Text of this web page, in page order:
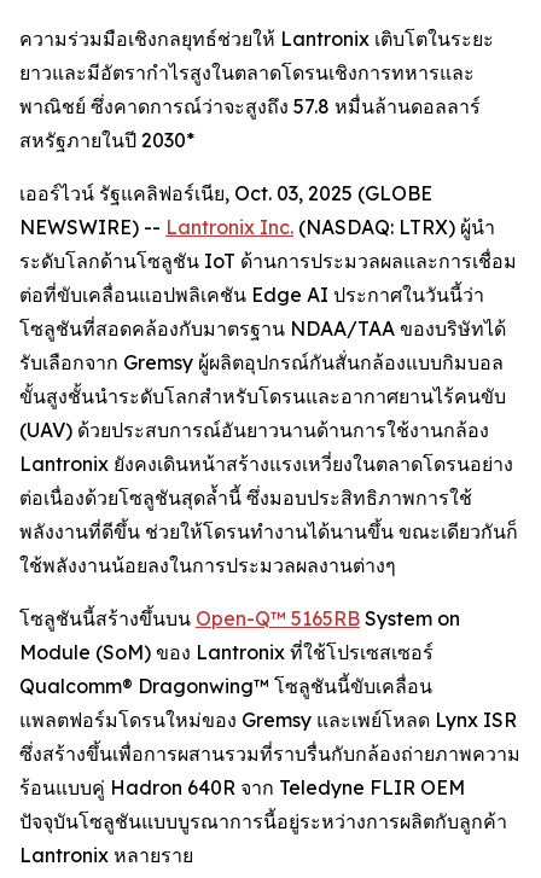
ความร่วมมือเชิงกลยุทธ์ช่วยให้ Lantronix เติบโตในระยะ
ยาวและมีอัตรากำไรสูงในตลาดโดรนเชิงการทหารและ
พาณิชย์ ซึ่งคาดการณ์ว่าจะสูงถึง 57.8 หมื่นล้านดอลลาร์
สหรัฐภายในปี 2030*
เออร์ไวน์ รัฐแคลิฟอร์เนีย, Oct. 03, 2025 (GLOBE
NEWSWIRE) -- Lantronix Inc. (NASDAQ: LTRX) ผู้นำ
ระดับโลกด้านโซลูชัน IoT ด้านการประมวลผลและการเชื่อม
ต่อที่ขับเคลื่อนแอปพลิเคชัน Edge AI ประกาศในวันนี้ว่า
โซลูชันที่สอดคล้องกับมาตรฐาน NDAA/TAA ของบริษัทได้
รับเลือกจาก Gremsy ผู้ผลิตอุปกรณ์กันสั่นกล้องแบบกิมบอล
ขั้นสูงชั้นนำระดับโลกสำหรับโดรนและอากาศยานไร้คนขับ
(UAV) ด้วยประสบการณ์อันยาวนานด้านการใช้งานกล้อง
Lantronix ยังคงเดินหน้าสร้างแรงเหวี่ยงในตลาดโดรนอย่าง
ต่อเนื่องด้วยโซลูชันสุดล้ำนี้ ซึ่งมอบประสิทธิภาพการใช้
พลังงานที่ดีขึ้น ช่วยให้โดรนทำงานได้นานขึ้น ขณะเดียวกันก็
ใช้พลังงานน้อยลงในการประมวลผลงานต่างๆ
โซลูชันนี้สร้างขึ้นบน Open-Q™ 5165RB System on
Module (SoM) ของ Lantronix ที่ใช้โปรเซสเซอร์
Qualcomm® Dragonwing™ โซลูชันนี้ขับเคลื่อน
แพลตฟอร์มโดรนใหม่ของ Gremsy และเพย์โหลด Lynx ISR
ซึ่งสร้างขึ้นเพื่อการผสานรวมที่ราบรื่นกับกล้องถ่ายภาพความ
ร้อนแบบคู่ Hadron 640R จาก Teledyne FLIR OEM
ปัจจุบันโซลูชันแบบบูรณาการนี้อยู่ระหว่างการผลิตกับลูกค้า
Lantronix หลายราย